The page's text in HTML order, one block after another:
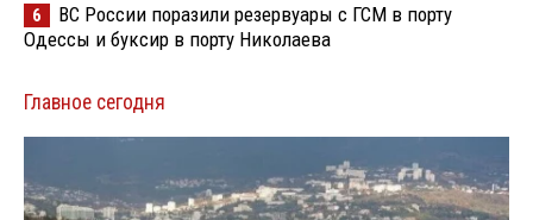
6
ВС России поразили резервуары с ГСМ в порту
Одессы и буксир в порту Николаева
Главное сегодня